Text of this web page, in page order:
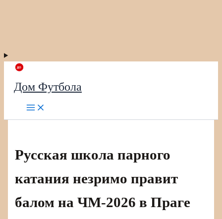
Дом Футбола
Русская школа парного
катания незримо правит
балом на ЧМ‑2026 в Праге